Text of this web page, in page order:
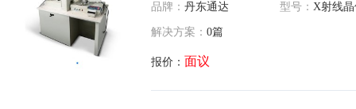
品牌： 丹东通达 型号： X射线
解决方案： 0篇
报价： 面议